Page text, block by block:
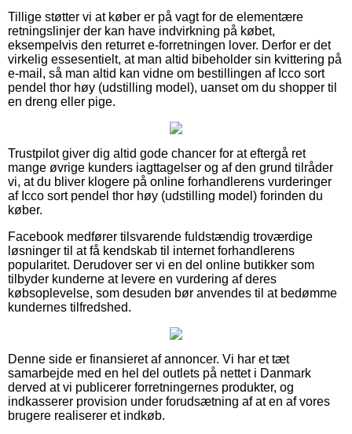
Tillige støtter vi at køber er på vagt for de elementære
retningslinjer der kan have indvirkning på købet,
eksempelvis den returret e-forretningen lover. Derfor er det
virkelig essesentielt, at man altid bibeholder sin kvittering på
e-mail, så man altid kan vidne om bestillingen af Icco sort
pendel thor høy (udstilling model), uanset om du shopper til
en dreng eller pige.
Trustpilot giver dig altid gode chancer for at eftergå ret
mange øvrige kunders iagttagelser og af den grund tilråder
vi, at du bliver klogere på online forhandlerens vurderinger
af Icco sort pendel thor høy (udstilling model) forinden du
køber.
Facebook medfører tilsvarende fuldstændig troværdige
løsninger til at få kendskab til internet forhandlerens
popularitet. Derudover ser vi en del online butikker som
tilbyder kunderne at levere en vurdering af deres
købsoplevelse, som desuden bør anvendes til at bedømme
kundernes tilfredshed.
Denne side er finansieret af annoncer. Vi har et tæt
samarbejde med en hel del outlets på nettet i Danmark
derved at vi publicerer forretningernes produkter, og
indkasserer provision under forudsætning af at en af vores
brugere realiserer et indkøb.